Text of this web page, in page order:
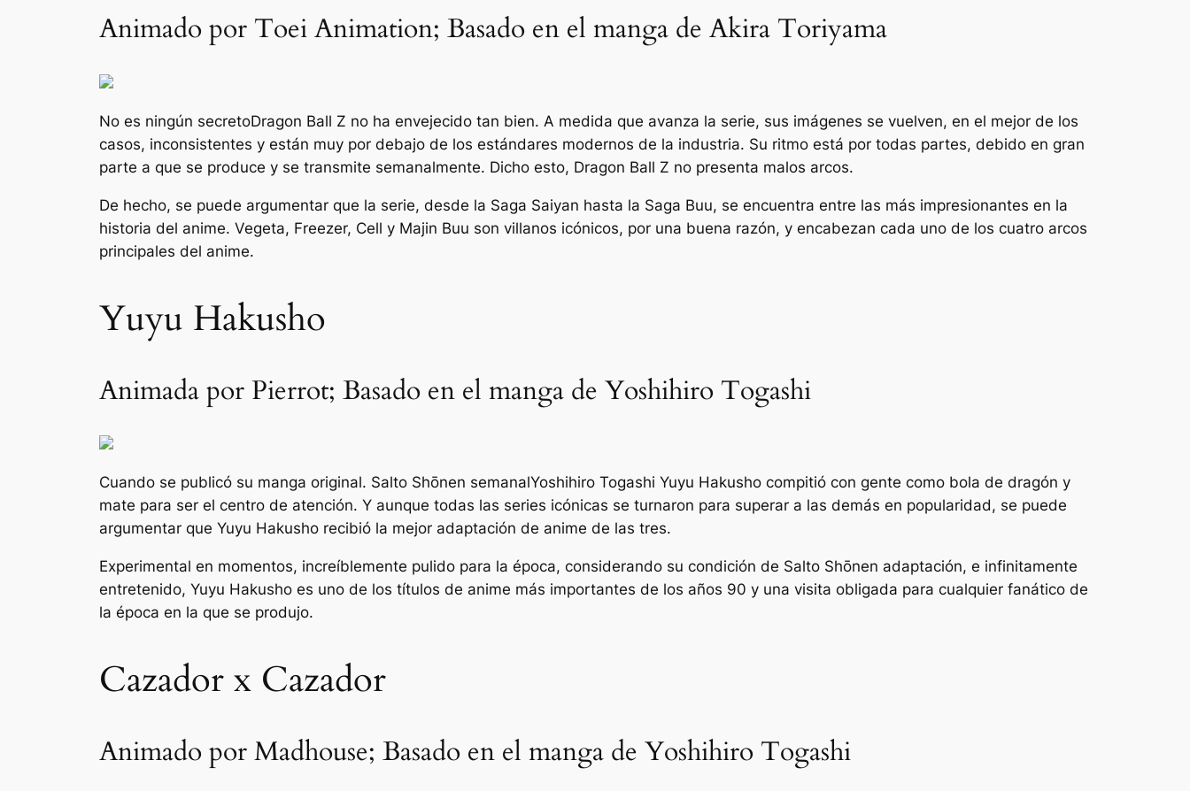
Animado por Toei Animation; Basado en el manga de Akira Toriyama
No es ningún secretoDragon Ball Z no ha envejecido tan bien. A medida que avanza la serie, sus imágenes se vuelven, en el mejor de los
casos, inconsistentes y están muy por debajo de los estándares modernos de la industria. Su ritmo está por todas partes, debido en gran
parte a que se produce y se transmite semanalmente. Dicho esto, Dragon Ball Z no presenta malos arcos.
De hecho, se puede argumentar que la serie, desde la Saga Saiyan hasta la Saga Buu, se encuentra entre las más impresionantes en la
historia del anime. Vegeta, Freezer, Cell y Majin Buu son villanos icónicos, por una buena razón, y encabezan cada uno de los cuatro arcos
principales del anime.
Yuyu Hakusho
Animada por Pierrot; Basado en el manga de Yoshihiro Togashi
Cuando se publicó su manga original. Salto Shōnen semanalYoshihiro Togashi Yuyu Hakusho compitió con gente como bola de dragón y
mate para ser el centro de atención. Y aunque todas las series icónicas se turnaron para superar a las demás en popularidad, se puede
argumentar que Yuyu Hakusho recibió la mejor adaptación de anime de las tres.
Experimental en momentos, increíblemente pulido para la época, considerando su condición de Salto Shōnen adaptación, e infinitamente
entretenido, Yuyu Hakusho es uno de los títulos de anime más importantes de los años 90 y una visita obligada para cualquier fanático de
la época en la que se produjo.
Cazador x Cazador
Animado por Madhouse; Basado en el manga de Yoshihiro Togashi